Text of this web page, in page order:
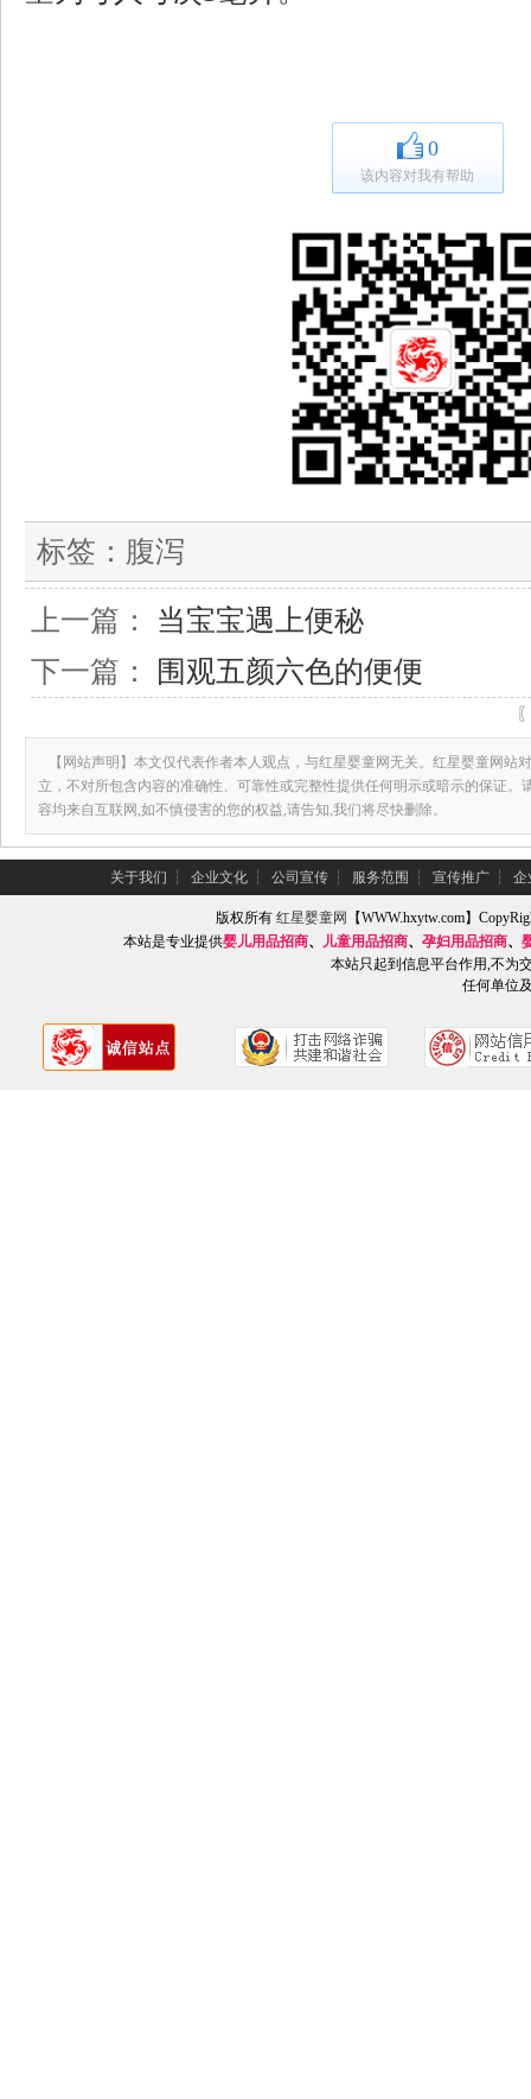
0
该内容对我有帮助
标签： 腹泻
上一篇： 当宝宝遇上便秘
下一篇：
围观五颜六色的便便
【网站声明】本文仅代表作者本人观点，与红星婴童网无关。红星婴童网站
立，不对所包含内容的准确性、可靠性或完整性提供任何明示或暗示的保证。
容均来自互联网,如不慎侵害的您的权益,请告知,我们将尽快删除。
关于我们 ┆ 企业文化 ┆ 公司宣传 ┆ 服务范围 ┆ 宣传推广 ┆ 企
版权所有红星婴童网
【WWW.hxytw.com】
本站是专业提供婴儿用品招商、 儿童用品招商、 孕妇用品招商、
本站只起到信息平台作用,不为
任何单位